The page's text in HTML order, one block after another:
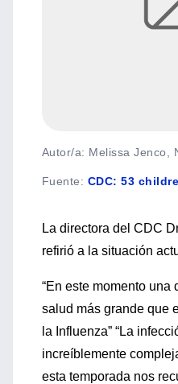
Autor/a: Melissa Jenco,
Fuente: CDC: 53
La directora del CDC
refirió a la situación
“En este momento una
salud más grande que
la Influenza” “La
increíblemente
esta temporada nos